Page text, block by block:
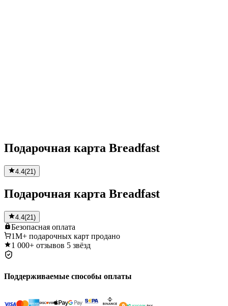
Подарочная карта Breadfast
4.4(21 )
Подарочная карта Breadfast
4.4(21)
Безопасная оплата
1M+ подарочных карт продано
1 000+ отзывов 5 звёзд
Поддерживаемые способы оплаты